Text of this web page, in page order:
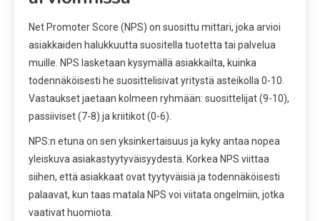
Net Promoter Score (NPS) on suosittu mittari, joka arvioi
asiakkaiden halukkuutta suositella tuotetta tai palvelua
muille. NPS lasketaan kysymällä asiakkailta, kuinka
todennäköisesti he suosittelisivat yritystä asteikolla 0-10.
Vastaukset jaetaan kolmeen ryhmään: suosittelijat (9-10),
passiiviset (7-8) ja kriitikot (0-6).
NPS:n etuna on sen yksinkertaisuus ja kyky antaa nopea
yleiskuva asiakastyytyväisyydestä. Korkea NPS viittaa
siihen, että asiakkaat ovat tyytyväisiä ja todennäköisesti
palaavat, kun taas matala NPS voi viitata ongelmiin, jotka
vaativat huomiota.